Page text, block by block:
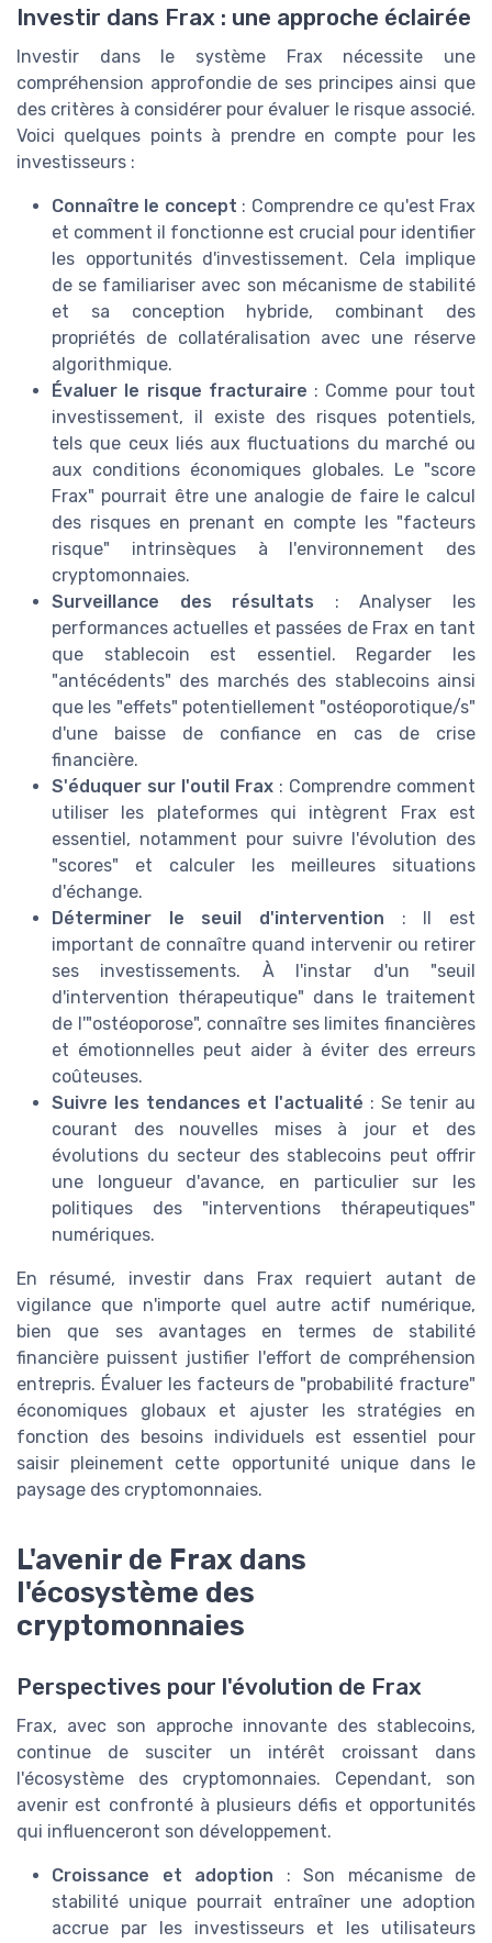
Investir dans Frax : une approche éclairée
Investir dans le système Frax nécessite une
compréhension approfondie de ses principes ainsi que
des critères à considérer pour évaluer le risque associé.
Voici quelques points à prendre en compte pour les
investisseurs :
Connaître le concept : Comprendre ce qu'est Frax
et comment il fonctionne est crucial pour identifier
les opportunités d'investissement. Cela implique
de se familiariser avec son mécanisme de stabilité
et sa conception hybride, combinant des
propriétés de collatéralisation avec une réserve
algorithmique.
Évaluer le risque fracturaire : Comme pour tout
investissement, il existe des risques potentiels,
tels que ceux liés aux fluctuations du marché ou
aux conditions économiques globales. Le "score
Frax" pourrait être une analogie de faire le calcul
des risques en prenant en compte les "facteurs
risque" intrinsèques à l'environnement des
cryptomonnaies.
Surveillance des résultats : Analyser les
performances actuelles et passées de Frax en tant
que stablecoin est essentiel. Regarder les
"antécédents" des marchés des stablecoins ainsi
que les "effets" potentiellement "ostéoporotique/s"
d'une baisse de confiance en cas de crise
financière.
S'éduquer sur l'outil Frax : Comprendre comment
utiliser les plateformes qui intègrent Frax est
essentiel, notamment pour suivre l'évolution des
"scores" et calculer les meilleures situations
d'échange.
Déterminer le seuil d'intervention : Il est
important de connaître quand intervenir ou retirer
ses investissements. À l'instar d'un "seuil
d'intervention thérapeutique" dans le traitement
de l'"ostéoporose", connaître ses limites financières
et émotionnelles peut aider à éviter des erreurs
coûteuses.
Suivre les tendances et l'actualité : Se tenir au
courant des nouvelles mises à jour et des
évolutions du secteur des stablecoins peut offrir
une longueur d'avance, en particulier sur les
politiques des "interventions thérapeutiques"
numériques.
En résumé, investir dans Frax requiert autant de
vigilance que n'importe quel autre actif numérique,
bien que ses avantages en termes de stabilité
financière puissent justifier l'effort de compréhension
entrepris. Évaluer les facteurs de "probabilité fracture"
économiques globaux et ajuster les stratégies en
fonction des besoins individuels est essentiel pour
saisir pleinement cette opportunité unique dans le
paysage des cryptomonnaies.
L'avenir de Frax dans
l'écosystème des
cryptomonnaies
Perspectives pour l'évolution de Frax
Frax, avec son approche innovante des stablecoins,
continue de susciter un intérêt croissant dans
l'écosystème des cryptomonnaies. Cependant, son
avenir est confronté à plusieurs défis et opportunités
qui influenceront son développement.
Croissance et adoption : Son mécanisme de
stabilité unique pourrait entraîner une adoption
accrue par les investisseurs et les utilisateurs